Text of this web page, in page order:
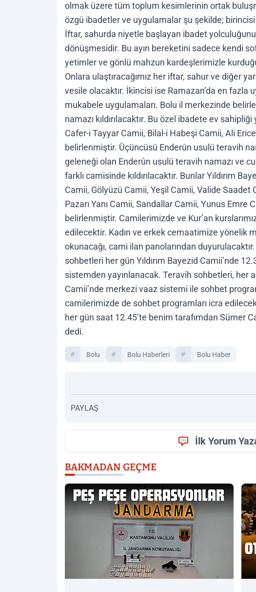
olmak üzere tüm toplum kesimlerinin ortak
özgü ibadetler ve uygulamalar şu şekilde; birincisi
İftar, sahurda niyetle başlayan ibadet
dönüşmesidir. Bu ayın bereketini sadece kendi
yetimler ve gönlü mahzun kardeşlerimizle
Onlara ulaştıracağımız her iftar, sahur ve diğer
vesile olacaktır. İkincisi ise Ramazan’da en
mukabele uygulamaları. Bolu il merkezinde
namazı kıldırılacaktır. Bu özel ibadete ev
Cafer-i Tayyar Camii, Bilal-i Habeşi Camii, Ali
belirlenmiştir. Üçüncüsü Enderûn usulü teravih
geleneği olan Enderûn usulü teravih namazı ve
farklı camisinde kıldırılacaktır. Bunlar Yıldırım
Camii, Gölyüzü Camii, Yeşil Camii, Valide
Pazarı Yanı Camii, Sandallar Camii, Yunus
belirlenmiştir. Camilerimizde ve Kur’an
edilecektir. Kadın ve erkek cemaatimize yönelik
okunacağı, cami ilan panolarından
sohbetleri her gün Yıldırım Bayezid Camii’nde
sistemden yayınlanacak. Teravih sohbetleri, her
Camii’nde merkezi vaaz sistemi ile sohbet
camilerimizde de sohbet programları icra
her gün saat 12.45’te benim tarafımdan Sümer
dedi.
Bolu Bolu Haberleri Bolu Haber
PAYLAŞ
İlk Yorum
BAKMADAN GEÇME